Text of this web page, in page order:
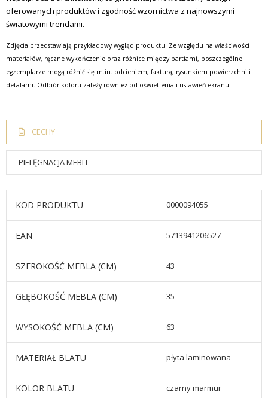
oferowanych produktów i zgodność wzornictwa z najnowszymi
światowymi trendami.
Zdjęcia przedstawiają przykładowy wygląd produktu. Ze względu na właściwości
materiałów, ręczne wykończenie oraz różnice między partiami, poszczególne
egzemplarze mogą różnić się m.in. odcieniem, fakturą, rysunkiem powierzchni i
detalami. Odbiór koloru zależy również od oświetlenia i ustawień ekranu.
CECHY
PIELĘGNACJA MEBLI
KOD PRODUKTU 0000094055
EAN 5713941206527
SZEROKOŚĆ MEBLA (CM) 43
GŁĘBOKOŚĆ MEBLA (CM) 35
WYSOKOŚĆ MEBLA (CM) 63
MATERIAŁ BLATU płyta laminowana
KOLOR BLATU czarny marmur